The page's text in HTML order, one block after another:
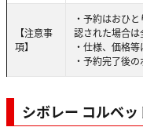
【注意事
項】
・予約はおひ
認された場合は
・仕様、価格
・予約完了後
シボレー コルベ